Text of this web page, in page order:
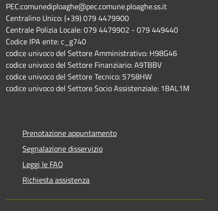
PEC:comunediploaghe@pec.comune.ploaghe.ss.it
Centralino Unico: (+39) 079 4479900
Centrale Polizia Locale: 079 4479902 - 079 449440
Codice IPA ente: c_g740
codice univoco del Settore Amministrativo: H98G46
codice univoco del Settore Finanziario: A9TBBV
codice univoco del Settore Tecnico: 5758HW
codice univoco del Settore Socio Assistenziale: 1BAL1M
Prenotazione appuntamento
Segnalazione disservizio
Leggi le FAQ
Richiesta assistenza